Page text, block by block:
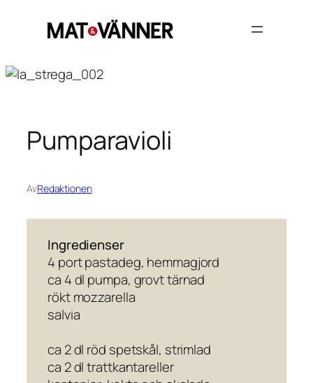
Pumparavioli
AvRedaktionen
Ingredienser
4 port pastadeg, hemmagjord
ca 4 dl pumpa, grovt tärnad
rökt mozzarella
salvia
ca 2 dl röd spetskål, strimlad
ca 2 dl trattkantareller